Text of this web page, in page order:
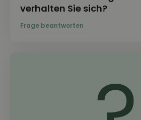
verhalten Sie sich?